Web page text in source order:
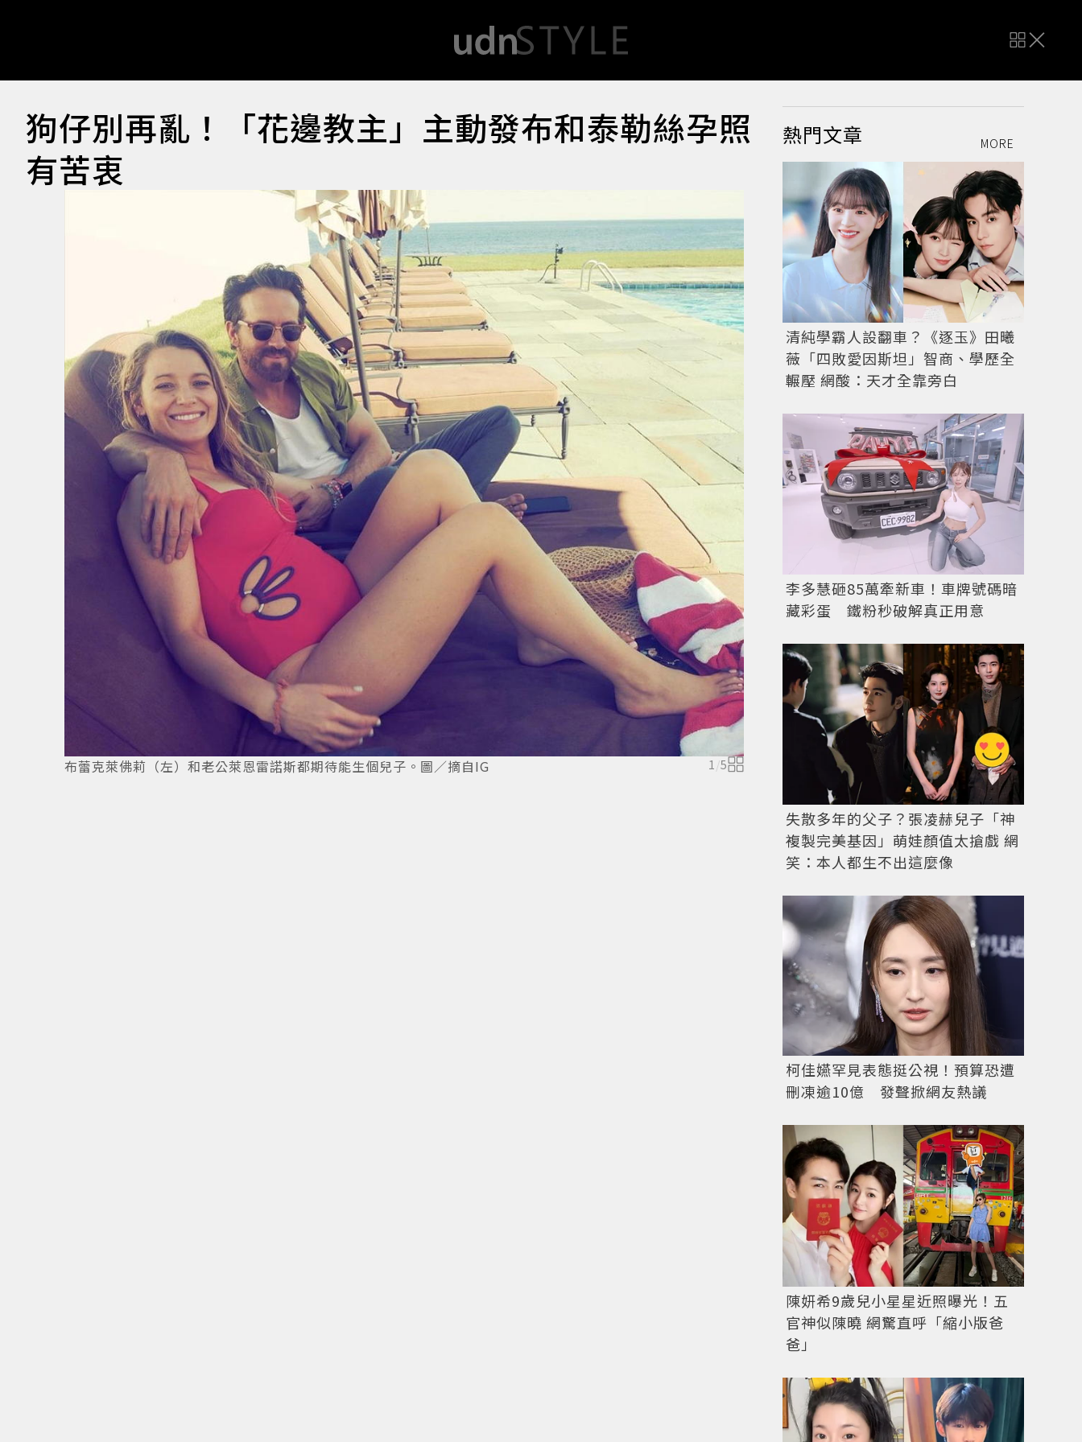
狗仔別再亂！「花邊教主」主動發布和泰勒絲孕照
有苦衷
布蕾克萊佛莉（左）和老公萊恩雷諾斯都期待能生個兒子。圖／摘自IG 1 /5
布蕾克萊佛莉已經懷孕，即將第4度當媽。圖／摘自IG
熱門文章 MORE
清純學霸人設翻車？《逐玉》田曦
薇「四敗愛因斯坦」智商、學歷全
輾壓 網酸：天才全靠旁白
李多慧砸85萬牽新車！車牌號碼暗
藏彩蛋 鐵粉秒破解真正用意
失散多年的父子？張凌赫兒子「神
複製完美基因」萌娃顏值太搶戲 網
笑：本人都生不出這麼像
柯佳嬿罕見表態挺公視！預算恐遭
刪凍逾10億 發聲掀網友熱議
陳妍希9歲兒小星星近照曝光！五
官神似陳曉 網驚直呼「縮小版爸
爸」